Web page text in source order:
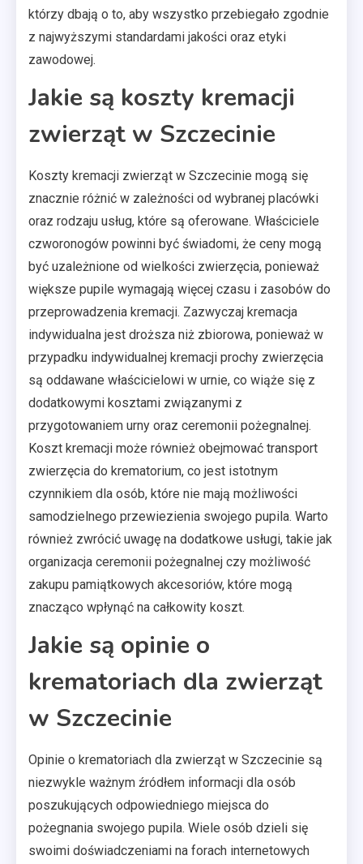
którzy dbają o to, aby wszystko przebiegało zgodnie
z najwyższymi standardami jakości oraz etyki
zawodowej.
Jakie są koszty kremacji
zwierząt w Szczecinie
Koszty kremacji zwierząt w Szczecinie mogą się
znacznie różnić w zależności od wybranej placówki
oraz rodzaju usług, które są oferowane. Właściciele
czworonogów powinni być świadomi, że ceny mogą
być uzależnione od wielkości zwierzęcia, ponieważ
większe pupile wymagają więcej czasu i zasobów do
przeprowadzenia kremacji. Zazwyczaj kremacja
indywidualna jest droższa niż zbiorowa, ponieważ w
przypadku indywidualnej kremacji prochy zwierzęcia
są oddawane właścicielowi w urnie, co wiąże się z
dodatkowymi kosztami związanymi z
przygotowaniem urny oraz ceremonii pożegnalnej.
Koszt kremacji może również obejmować transport
zwierzęcia do krematorium, co jest istotnym
czynnikiem dla osób, które nie mają możliwości
samodzielnego przewiezienia swojego pupila. Warto
również zwrócić uwagę na dodatkowe usługi, takie jak
organizacja ceremonii pożegnalnej czy możliwość
zakupu pamiątkowych akcesoriów, które mogą
znacząco wpłynąć na całkowity koszt.
Jakie są opinie o
krematoriach dla zwierząt
w Szczecinie
Opinie o krematoriach dla zwierząt w Szczecinie są
niezwykle ważnym źródłem informacji dla osób
poszukujących odpowiedniego miejsca do
pożegnania swojego pupila. Wiele osób dzieli się
swoimi doświadczeniami na forach internetowych